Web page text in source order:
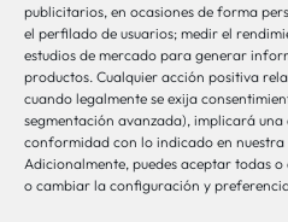
publicitarios, en ocasiones de forma
el perfilado de usuarios; medir el
estudios de mercado para generar
productos. Cualquier acción positiva
cuando legalmente se exija
segmentación avanzada), implicará
conformidad con lo indicado en nuestra
Adicionalmente, puedes aceptar todas
o cambiar la configuración y
Otros Enlaces
Osakidetza